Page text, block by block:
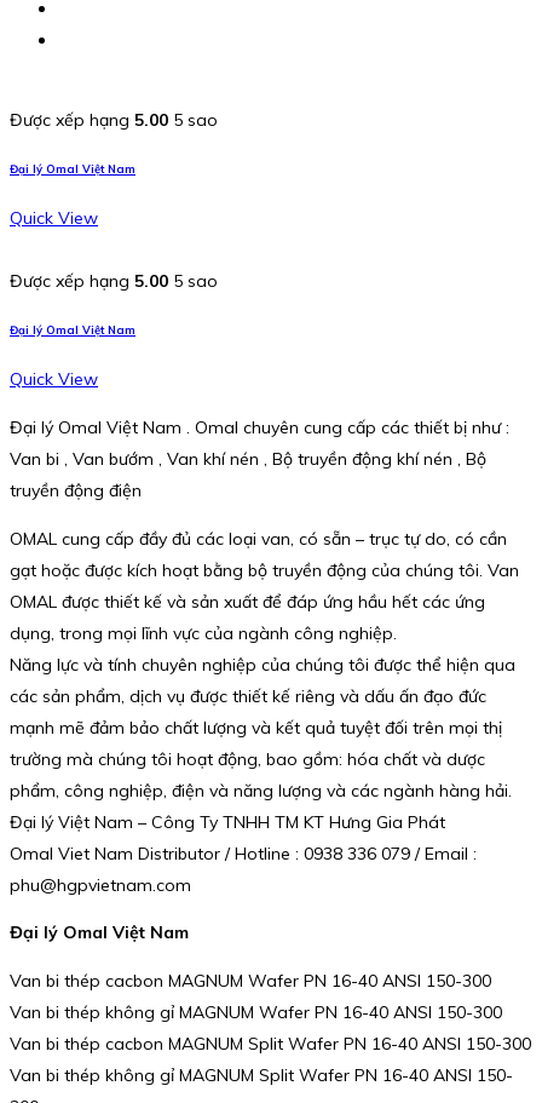
Được xếp hạng 5.00 5 sao
Đại lý Omal Việt Nam
Quick View
Được xếp hạng 5.00 5 sao
Đại lý Omal Việt Nam
Quick View
Đại lý Omal Việt Nam . Omal chuyên cung cấp các thiết bị như :
Van bi , Van bướm , Van khí nén , Bộ truyền động khí nén , Bộ
truyền động điện
OMAL cung cấp đầy đủ các loại van, có sẵn – trục tự do, có cần
gạt hoặc được kích hoạt bằng bộ truyền động của chúng tôi. Van
OMAL được thiết kế và sản xuất để đáp ứng hầu hết các ứng
dụng, trong mọi lĩnh vực của ngành công nghiệp.
Năng lực và tính chuyên nghiệp của chúng tôi được thể hiện qua
các sản phẩm, dịch vụ được thiết kế riêng và dấu ấn đạo đức
mạnh mẽ đảm bảo chất lượng và kết quả tuyệt đối trên mọi thị
trường mà chúng tôi hoạt động, bao gồm: hóa chất và dược
phẩm, công nghiệp, điện và năng lượng và các ngành hàng hải.
Đại lý Việt Nam – Công Ty TNHH TM KT Hưng Gia Phát
Omal Viet Nam Distributor / Hotline : 0938 336 079 / Email :
phu@hgpvietnam.com
Đại lý Omal Việt Nam
Van bi thép cacbon MAGNUM Wafer PN 16-40 ANSI 150-300
Van bi thép không gỉ MAGNUM Wafer PN 16-40 ANSI 150-300
Van bi thép cacbon MAGNUM Split Wafer PN 16-40 ANSI 150-300
Van bi thép không gỉ MAGNUM Split Wafer PN 16-40 ANSI 150-